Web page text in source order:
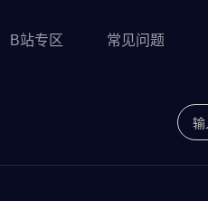
B站专区 常见问题